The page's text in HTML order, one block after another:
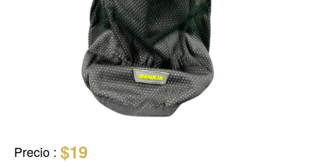
Precio : $19